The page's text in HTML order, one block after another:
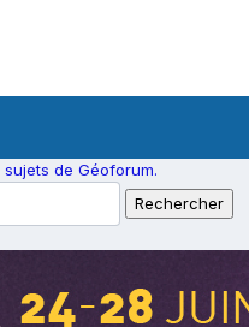
de Géoforum.